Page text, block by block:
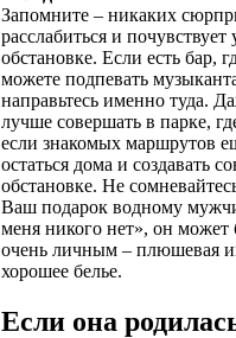
Запомните – никаких
расслабиться и
обстановке. Если есть бар,
можете подпевать
направьтесь именно туда.
лучше совершать в парке,
если знакомых маршрутов
остаться дома и создавать
обстановке. Не
Ваш подарок водному
меня никого нет», он
очень личным – плюшевая
хорошее белье.
Если она